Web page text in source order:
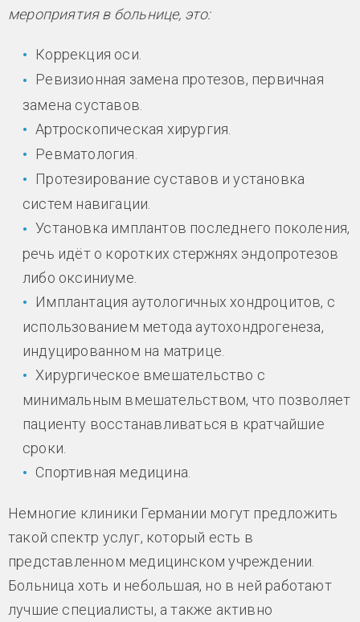
мероприятия в больнице, это:
Коррекция оси.
Ревизионная замена протезов, первичная
замена суставов.
Артроскопическая хирургия.
Ревматология.
Протезирование суставов и установка
систем навигации.
Установка имплантов последнего поколения,
речь идёт о коротких стержнях эндопротезов
либо оксиниуме.
Имплантация аутологичных хондроцитов, с
использованием метода аутохондрогенеза,
индуцированном на матрице.
Хирургическое вмешательство с
минимальным вмешательством, что позволяет
пациенту восстанавливаться в кратчайшие
сроки.
Спортивная медицина.
Немногие клиники Германии могут предложить
такой спектр услуг, который есть в
представленном медицинском учреждении.
Больница хоть и небольшая, но в ней работают
лучшие специалисты, а также активно